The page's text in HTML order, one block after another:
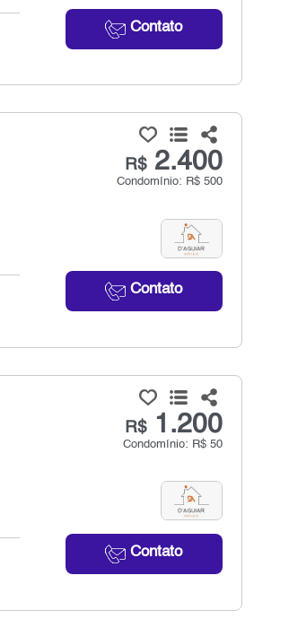
Contato
R$2.400
Condomínio: R$ 500
Contato
R$1.200
Condomínio: R$ 50
Contato